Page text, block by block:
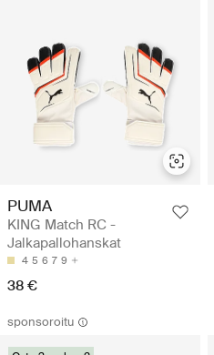
PUMA
KING Match RC -
Jalkapallohanskat
4 5 6 7 9
38 €
sponsoroitu